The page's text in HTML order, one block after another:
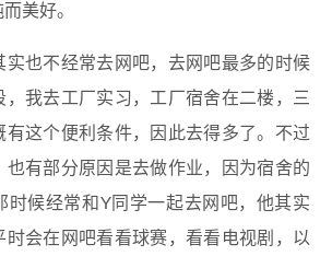
美好。
实也不经常去网吧，去网吧最多的时候
，我去工厂实习，工厂宿舍在二楼，三
有这个便利条件，因此去得多了。不过
也有部分原因是去做作业，因为宿舍的
时候经常和Y同学一起去网吧，他其实
时会在网吧看看球赛，看看电视剧，以